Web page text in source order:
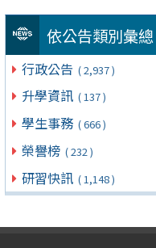
依公告類別彙總
行政公告 ( 2,937 )
升學資訊 ( 137 )
學生事務 ( 666 )
榮譽榜 ( 232 )
研習快訊 ( 1,148 )